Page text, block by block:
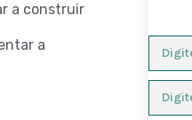
a construir
a